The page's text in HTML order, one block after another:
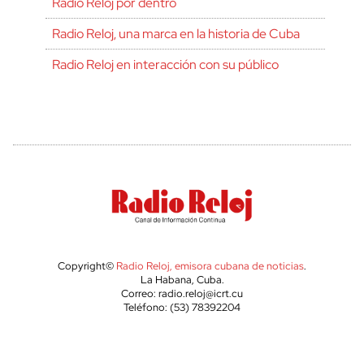
Radio Reloj, una marca en la historia de Cuba
Radio Reloj en interacción con su público
Copyright© Radio Reloj, emisora cubana de noticias.
La Habana, Cuba.
Correo: radio.reloj@icrt.cu
Teléfono: (53) 78392204